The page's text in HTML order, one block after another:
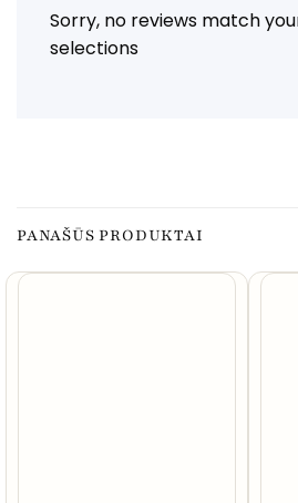
Sorry, no reviews match
selections
PANAŠŪS PRODUKTAI